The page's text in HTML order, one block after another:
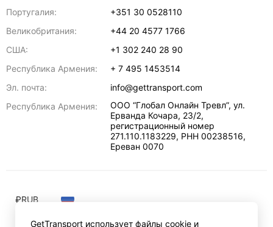
Португалия:
+351 30 0528110
Великобритания:
+44 20 4577 1766
США:
+1 302 240 28 90
Республика Армения:
+ 7 495 1453514
Эл. почта:
info@gettransport.com
Республика Армения:
ООО “Глобал Онлайн Тревл”, ул.
Ерванда Кочара, 23/2,
регистрационный номер
271.110.1183229, РНН 00238516,
Ереван 0070
₽RUB
GetTransport использует файлы cookie и